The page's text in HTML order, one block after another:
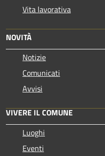
Vita lavorativa
NOVITÀ
Notizie
Comunicati
Avvisi
VIVERE IL COMUNE
Luoghi
Eventi